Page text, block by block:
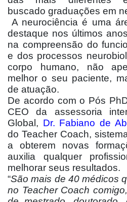
buscado graduações em
A neurociência é uma
destaque nos últimos
na compreensão do
e dos processos
corpo humano, não
melhor o seu paciente,
de atuação.
De acordo com o Pós
CEO da assessoria
Global, Dr. Fabiano de
do Teacher Coach,
a obterem novas
auxilia qualquer
melhorar seus resultados.
“São mais de 40 médicos
no Teacher Coach